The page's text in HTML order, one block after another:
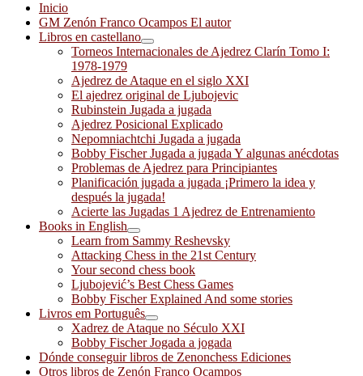
Inicio
GM Zenón Franco Ocampos El autor
Libros en castellano
Torneos Internacionales de Ajedrez Clarín Tomo I:
1978-1979
Ajedrez de Ataque en el siglo XXI
El ajedrez original de Ljubojevic
Rubinstein Jugada a jugada
Ajedrez Posicional Explicado
Nepomniachtchi Jugada a jugada
Bobby Fischer Jugada a jugada Y algunas anécdotas
Problemas de Ajedrez para Principiantes
Planificación jugada a jugada ¡Primero la idea y
después la jugada!
Acierte las Jugadas 1 Ajedrez de Entrenamiento
Books in English
Learn from Sammy Reshevsky
Attacking Chess in the 21st Century
Your second chess book
Ljubojević’s Best Chess Games
Bobby Fischer Explained And some stories
Livros em Português
Xadrez de Ataque no Século XXI
Bobby Fischer Jogada a jogada
Dónde conseguir libros de Zenonchess Ediciones
Otros libros de Zenón Franco Ocampos